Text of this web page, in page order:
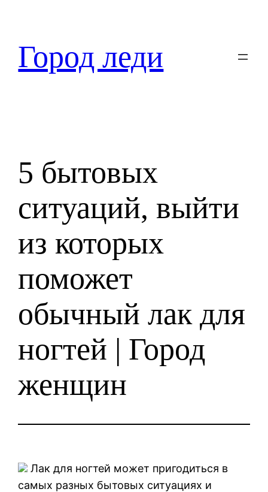
содержимому
Город леди
5 бытовых
ситуаций, выйти
из которых
поможет
обычный лак для
ногтей | Город
женщин
Лак для ногтей может пригодиться в
самых разных бытовых ситуациях и